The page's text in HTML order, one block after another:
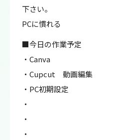
下さい。
PCに慣れる
■今日の作業予定
・Canva
・Cupcut 動画編集
・PC初期設定
・
・
・